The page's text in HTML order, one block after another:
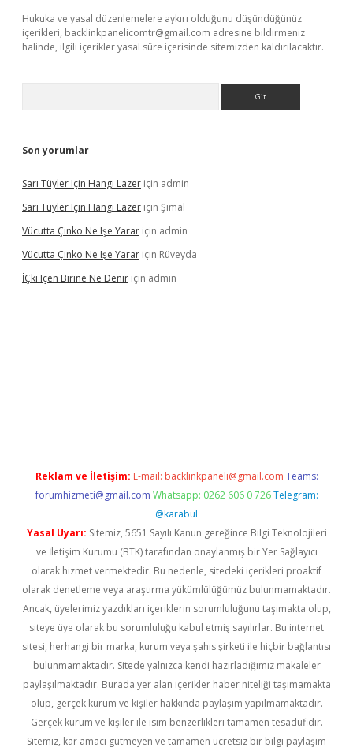
Hukuka ve yasal düzenlemelere aykırı olduğunu düşündüğünüz
içerikleri, backlinkpanelicomtr@gmail.com adresine bildirmeniz
halinde, ilgili içerikler yasal süre içerisinde sitemizden kaldırılacaktır.
Son yorumlar
Sarı Tüyler Için Hangi Lazer için admin
Sarı Tüyler Için Hangi Lazer için Şimal
Vücutta Çinko Ne Işe Yarar için admin
Vücutta Çinko Ne Işe Yarar için Rüveyda
İÇki Içen Birine Ne Denir için admin
Reklam ve İletişim: E-mail: backlinkpaneli@gmail.com Teams:
forumhizmeti@gmail.com Whatsapp: 0262 606 0 726 Telegram:
@karabul
Yasal Uyarı: Sitemiz, 5651 Sayılı Kanun gereğince Bilgi Teknolojileri
ve İletişim Kurumu (BTK) tarafından onaylanmış bir Yer Sağlayıcı
olarak hizmet vermektedir. Bu nedenle, sitedeki içerikleri proaktif
olarak denetleme veya araştırma yükümlülüğümüz bulunmamaktadır.
Ancak, üyelerimiz yazdıkları içeriklerin sorumluluğunu taşımakta olup,
siteye üye olarak bu sorumluluğu kabul etmiş sayılırlar. Bu internet
sitesi, herhangi bir marka, kurum veya şahıs şirketi ile hiçbir bağlantısı
bulunmamaktadır. Sitede yalnızca kendi hazırladığımız makaleler
paylaşılmaktadır. Burada yer alan içerikler haber niteliği taşımamakta
olup, gerçek kurum ve kişiler hakkında paylaşım yapılmamaktadır.
Gerçek kurum ve kişiler ile isim benzerlikleri tamamen tesadüfidir.
Sitemiz, kar amacı gütmeyen ve tamamen ücretsiz bir bilgi paylaşım